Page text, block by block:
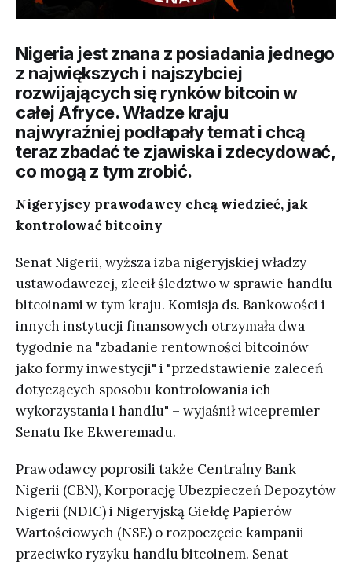
Nigeria jest znana z posiadania jednego
z największych i najszybciej
rozwijających się rynków bitcoin w
całej Afryce. Władze kraju
najwyraźniej podłapały temat i chcą
teraz zbadać te zjawiska i zdecydować,
co mogą z tym zrobić.
Nigeryjscy prawodawcy chcą wiedzieć, jak
kontrolować bitcoiny
Senat Nigerii, wyższa izba nigeryjskiej władzy
ustawodawczej, zlecił śledztwo w sprawie handlu
bitcoinami w tym kraju. Komisja ds. Bankowości i
innych instytucji finansowych otrzymała dwa
tygodnie na "zbadanie rentowności bitcoinów
jako formy inwestycji" i "przedstawienie zaleceń
dotyczących sposobu kontrolowania ich
wykorzystania i handlu" – wyjaśnił wicepremier
Senatu Ike Ekweremadu.
Prawodawcy poprosili także Centralny Bank
Nigerii (CBN), Korporację Ubezpieczeń Depozytów
Nigerii (NDIC) i Nigeryjską Giełdę Papierów
Wartościowych (NSE) o rozpoczęcie kampanii
przeciwko ryzyku handlu bitcoinem. Senat